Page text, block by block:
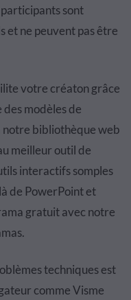
sont
et ne peuvent pas être
votre créaton grâce
des modèles de
notre bibliothèque web
meilleur outil de
interactifs somples
de PowerPoint et
gratuit avec notre
techniques est
comme Visme